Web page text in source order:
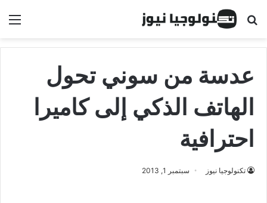
البحث عن
عدسة من سوني تحول
الهاتف الذكي إلى كاميرا
احترافية
تكنولوجيا نيوز سبتمبر 1, 2013